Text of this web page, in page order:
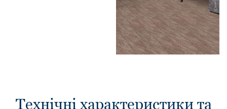
Технічні характеристики та